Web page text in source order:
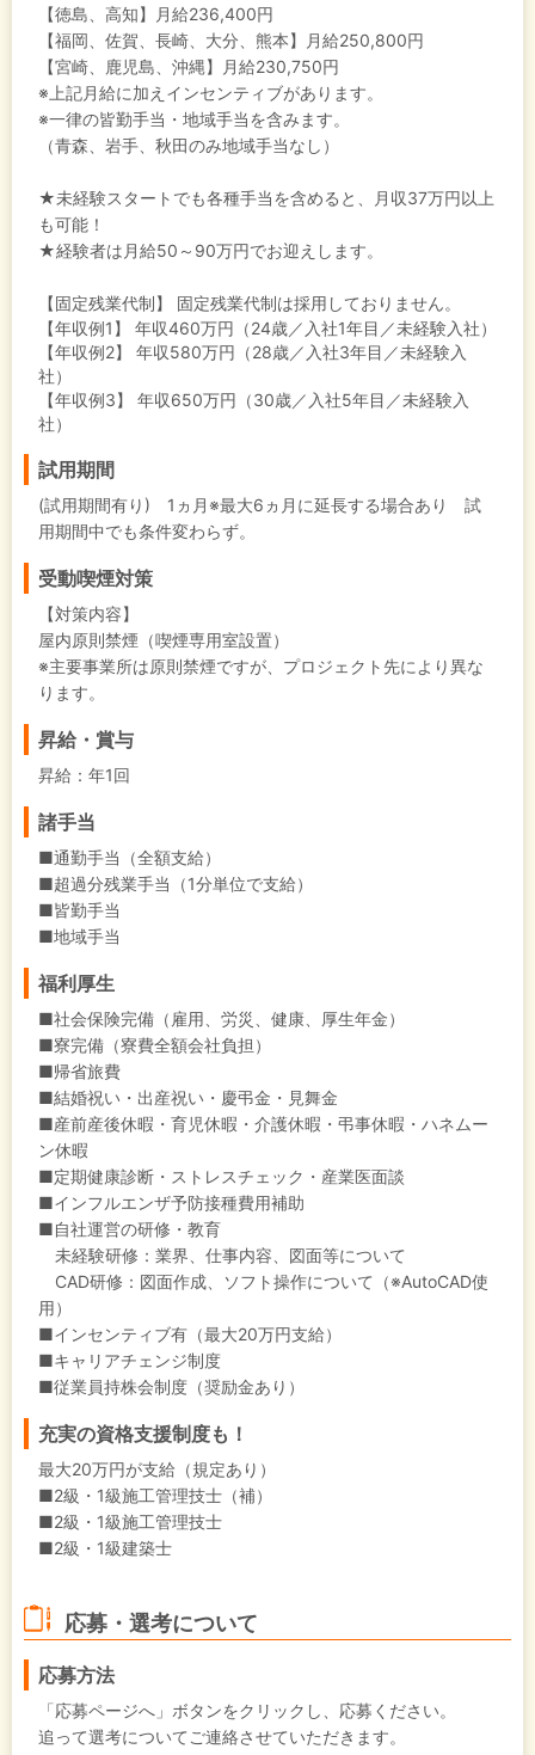
【徳島、高知】月給236,400円
【福岡、佐賀、長崎、大分、熊本】月給250,800円
【宮崎、鹿児島、沖縄】月給230,750円
※上記月給に加えインセンティブがあります。
※一律の皆勤手当・地域手当を含みます。
（青森、岩手、秋田のみ地域手当なし）
★未経験スタートでも各種手当を含めると、月収37万円以上
も可能！
★経験者は月給50～90万円でお迎えします。
【固定残業代制】
固定残業代制は採用しておりません。
【年収例1】
年収460万円（24歳／入社1年目／未経験入社）
【年収例2】
年収580万円（28歳／入社3年目／未経験入
社）
【年収例3】
年収650万円（30歳／入社5年目／未経験入
社）
試用期間
(試用期間有り) 1ヵ月※最大6ヵ月に延長する場合あり 試
用期間中でも条件変わらず。
受動喫煙対策
【対策内容】
屋内原則禁煙（喫煙専用室設置）
※主要事業所は原則禁煙ですが、プロジェクト先により異な
ります。
昇給・賞与
昇給：年1回
諸手当
■通勤手当（全額支給）
■超過分残業手当（1分単位で支給）
■皆勤手当
■地域手当
福利厚生
■社会保険完備（雇用、労災、健康、厚生年金）
■寮完備（寮費全額会社負担）
■帰省旅費
■結婚祝い・出産祝い・慶弔金・見舞金
■産前産後休暇・育児休暇・介護休暇・弔事休暇・ハネムー
ン休暇
■定期健康診断・ストレスチェック・産業医面談
■インフルエンザ予防接種費用補助
■自社運営の研修・教育
未経験研修：業界、仕事内容、図面等について
CAD研修：図面作成、ソフト操作について（※AutoCAD使
用）
■インセンティブ有（最大20万円支給）
■キャリアチェンジ制度
■従業員持株会制度（奨励金あり）
充実の資格支援制度も！
最大20万円が支給（規定あり）
■2級・1級施工管理技士（補）
■2級・1級施工管理技士
■2級・1級建築士
応募・選考について
応募方法
「応募ページへ」ボタンをクリックし、応募ください。
追って選考についてご連絡させていただきます。